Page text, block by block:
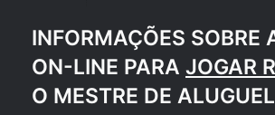
INFORMAÇÕES SOBRE
ON-LINE PARA JOGAR
O MESTRE DE ALUGUEL